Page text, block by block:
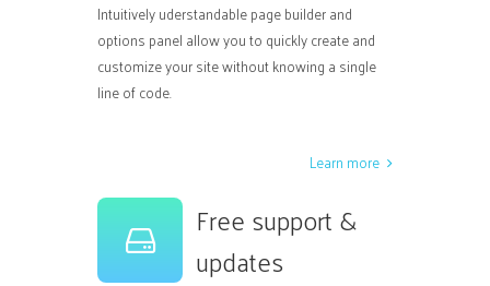
Intuitively uderstandable page builder and
options panel allow you to quickly create and
customize your site without knowing a single
line of code.
Learn more
Free support &
updates